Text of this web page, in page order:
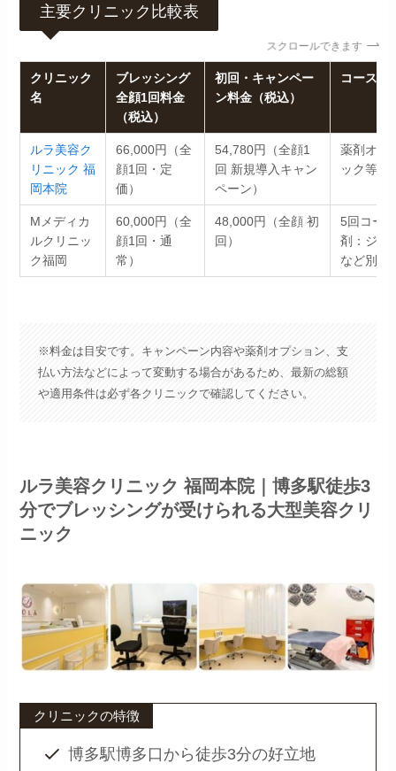
主要クリニック比較表
スクロールできます
クリニック
名
ブレッシング
全顔1回料金
（税込）
初回・キャンペー
ン料金（税込）
コース料
ルラ美容ク
リニック 福
岡本院
66,000円（全
顔1回・定
価）
54,780円（全顔1
回 新規導入キャン
ペーン）
薬剤オプ
ック等＋
Mメディカ
ルクリニッ
ク福岡
60,000円（全
顔1回・通
常）
48,000円（全顔 初
回）
5回コー
剤：ジュ
など別途
※料金は目安です。キャンペーン内容や薬剤オプション、支
払い方法などによって変動する場合があるため、最新の総額
や適用条件は必ず各クリニックで確認してください。
ルラ美容クリニック 福岡本院｜博多駅徒歩3
分でブレッシングが受けられる大型美容クリ
ニック
クリニックの特徴
博多駅博多口から徒歩3分の好立地